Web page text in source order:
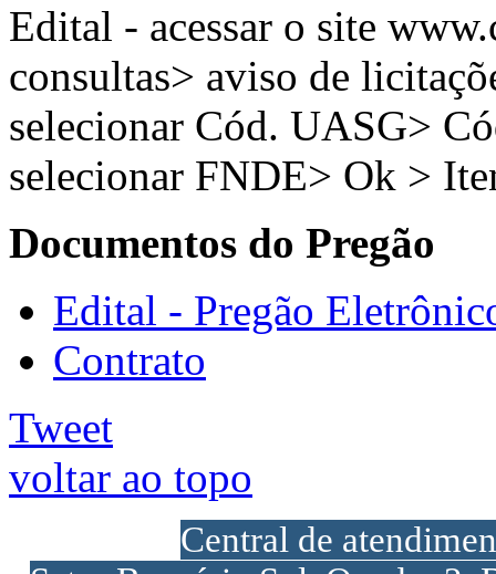
Edital - acessar o site
consultas> aviso de
selecionar Cód. UASG>
selecionar FNDE> Ok >
Documentos do Pregão
Edital - Pregão
Contrato
Tweet
voltar ao topo
Central de